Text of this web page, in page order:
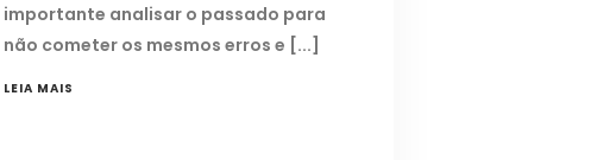
importante analisar o passado para
não cometer os mesmos erros e
LEIA MAIS